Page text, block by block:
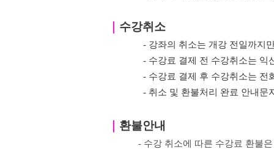
수강취소
- 강좌의 취소는 개강 전일까지
- 수강료 결제 전 수강취소는 익
- 수강료 결제 후 수강취소는 전
- 취소 및 환불처리 완료 안내문
환불안내
- 수강 취소에 따른 수강료 환불